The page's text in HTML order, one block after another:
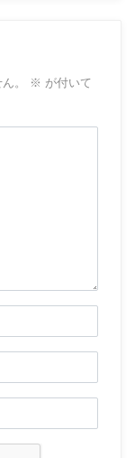
。 ※ が付いて